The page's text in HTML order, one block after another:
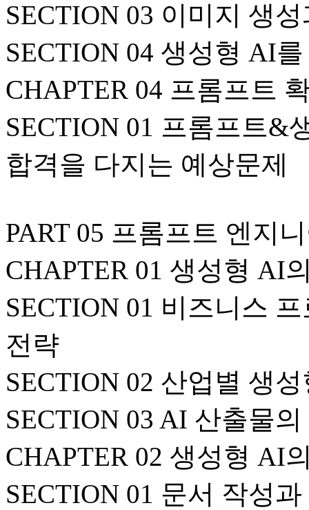
SECTION 03 이미지 생
SECTION 04 생성형 AI
CHAPTER 04 프롬프트
SECTION 01 프롬프트&
합격을 다지는 예상문제
PART 05 프롬프트 엔지
CHAPTER 01 생성형 AI
SECTION 01 비즈니스
전략
SECTION 02 산업별 생
SECTION 03 AI 산출물
CHAPTER 02 생성형 AI
SECTION 01 문서 작성